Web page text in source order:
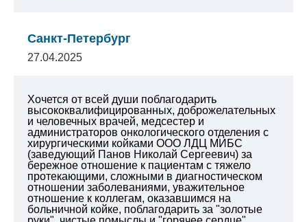
Санкт-Петербург
27.04.2025
Хочется от всей души поблагодарить
высококвалифицированных, доброжелательных
и человечных врачей, медсестер и
администраторов онкологического отделения с
хирургическими койками ООО ЛДЦ МИБС
(заведующий Панов Николай Сергеевич) за
бережное отношение к пациентам с тяжело
протекающими, сложными в диагностическом
отношении заболеваниями, уважительное
отношение к коллегам, оказавшимся на
больничной койке, поблагодарить за "золотые